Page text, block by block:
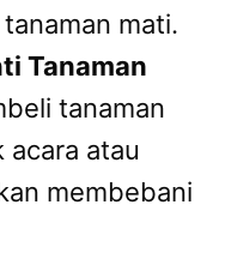
mati.
Tanaman
tanaman
atau
membebani